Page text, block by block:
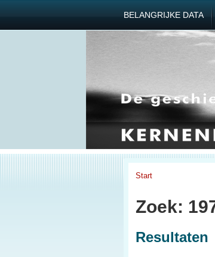
BELANGRIJKE DATA
Start
Zoek:
Resultaten